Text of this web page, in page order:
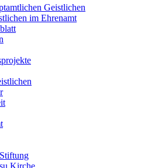
Geistlichen
im Ehrenamt
Kirche